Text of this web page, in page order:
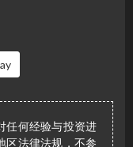
任何经验与投资进
区法律法规，不参